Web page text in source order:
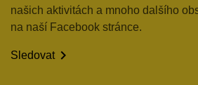
našich aktivitách a mnoho dalšího
na naší Facebook stránce.
Sledovat